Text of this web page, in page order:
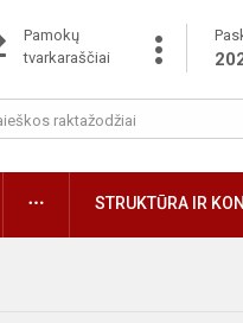
Pamokų
tvarkaraščiai
STRUKTŪRA IR